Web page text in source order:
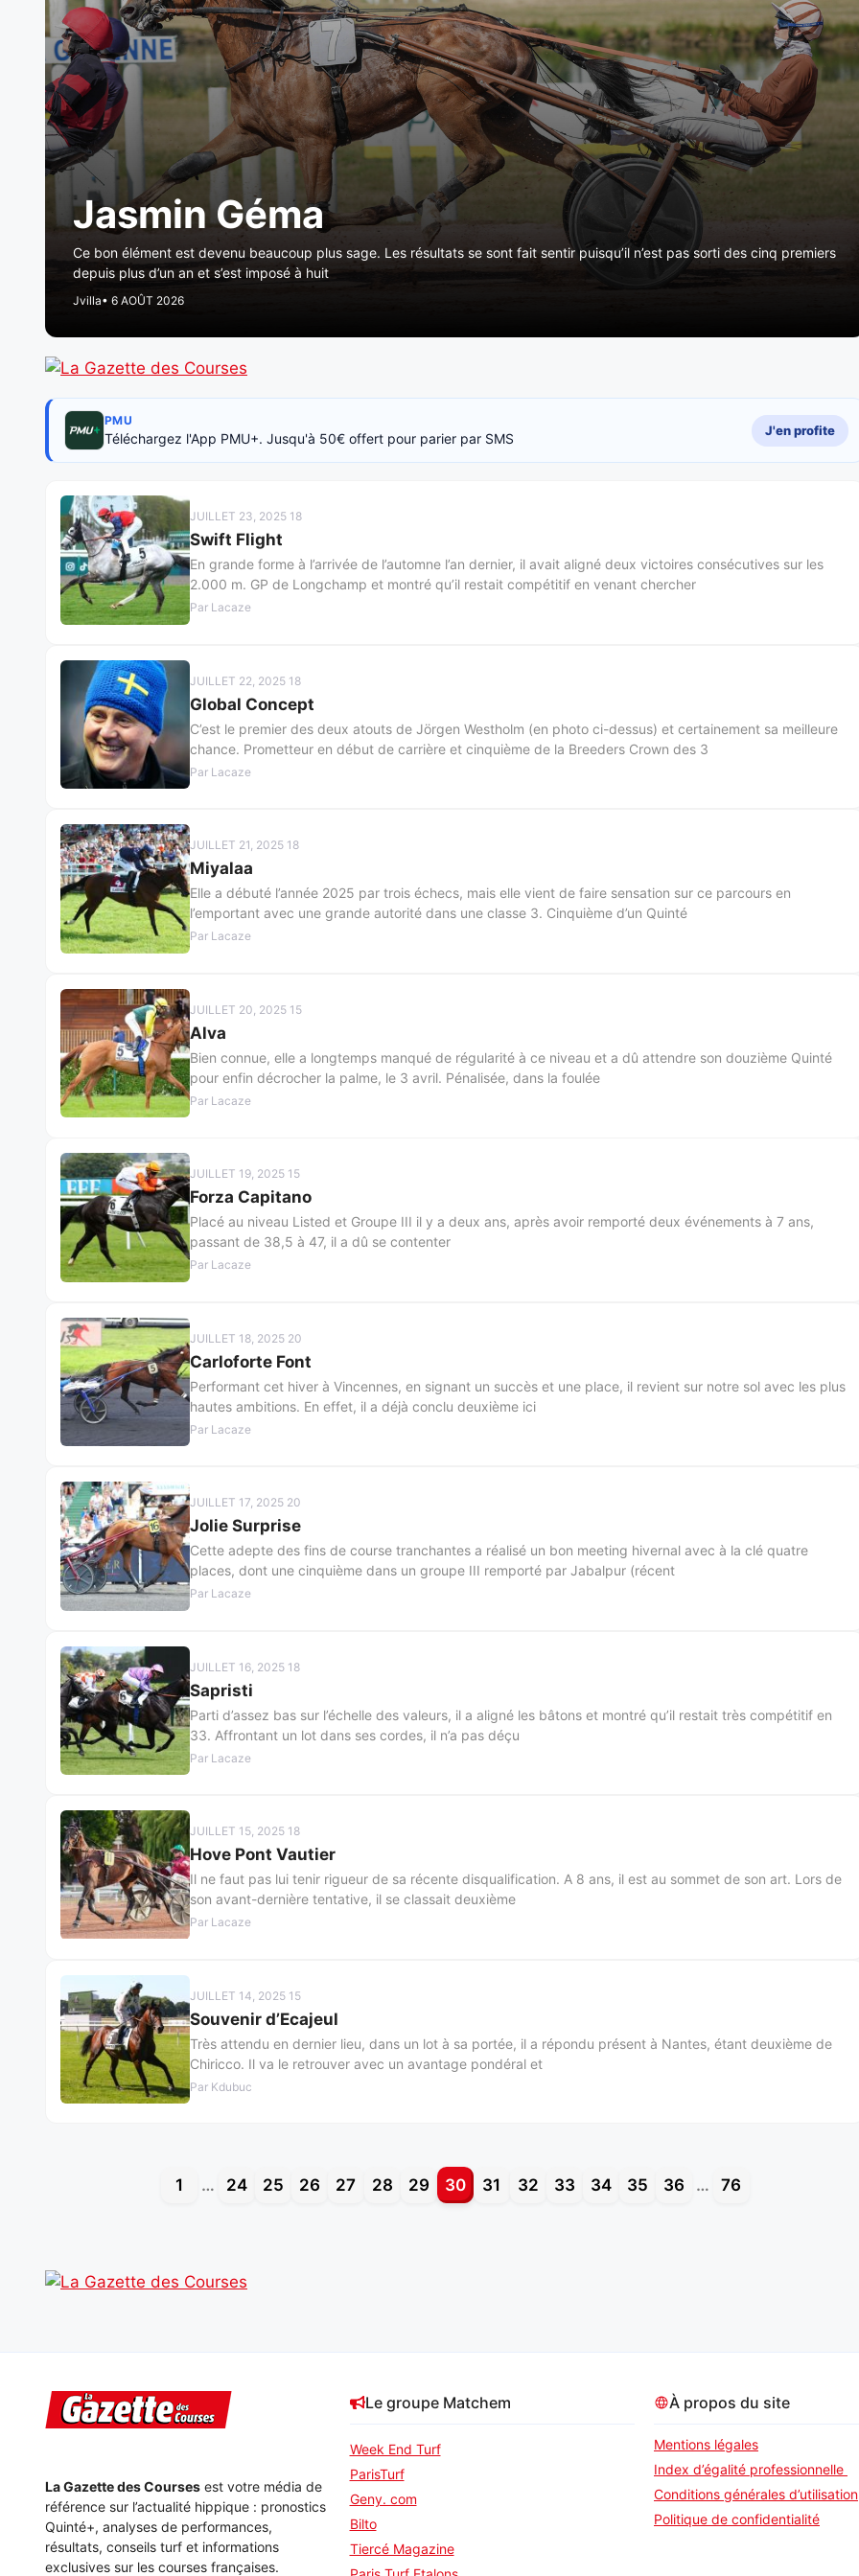
Jasmin Géma
Ce bon élément est devenu beaucoup plus sage. Les résultats se sont fait sentir puisqu’il n’est pas sorti des cinq premiers
depuis plus d’un an et s’est imposé à huit
Jvilla• 6 AOÛT 2026
PMU
Téléchargez l'App PMU+. Jusqu'à 50€ offert pour parier par SMS
J'en profite
JUILLET 23, 2025 18
Swift Flight
En grande forme à l’arrivée de l’automne l’an dernier, il avait aligné deux victoires consécutives sur les
2.000 m. GP de Longchamp et montré qu’il restait compétitif en venant chercher
Par Lacaze
JUILLET 22, 2025 18
Global Concept
C’est le premier des deux atouts de Jörgen Westholm (en photo ci-dessus) et certainement sa meilleure
chance. Prometteur en début de carrière et cinquième de la Breeders Crown des 3
Par Lacaze
JUILLET 21, 2025 18
Miyalaa
Elle a débuté l’année 2025 par trois échecs, mais elle vient de faire sensation sur ce parcours en
l’emportant avec une grande autorité dans une classe 3. Cinquième d’un Quinté
Par Lacaze
JUILLET 20, 2025 15
Alva
Bien connue, elle a longtemps manqué de régularité à ce niveau et a dû attendre son douzième Quinté
pour enfin décrocher la palme, le 3 avril. Pénalisée, dans la foulée
Par Lacaze
JUILLET 19, 2025 15
Forza Capitano
Placé au niveau Listed et Groupe III il y a deux ans, après avoir remporté deux événements à 7 ans,
passant de 38,5 à 47, il a dû se contenter
Par Lacaze
JUILLET 18, 2025 20
Carloforte Font
Performant cet hiver à Vincennes, en signant un succès et une place, il revient sur notre sol avec les plus
hautes ambitions. En effet, il a déjà conclu deuxième ici
Par Lacaze
JUILLET 17, 2025 20
Jolie Surprise
Cette adepte des fins de course tranchantes a réalisé un bon meeting hivernal avec à la clé quatre
places, dont une cinquième dans un groupe III remporté par Jabalpur (récent
Par Lacaze
JUILLET 16, 2025 18
Sapristi
Parti d’assez bas sur l’échelle des valeurs, il a aligné les bâtons et montré qu’il restait très compétitif en
33. Affrontant un lot dans ses cordes, il n’a pas déçu
Par Lacaze
JUILLET 15, 2025 18
Hove Pont Vautier
Il ne faut pas lui tenir rigueur de sa récente disqualification. A 8 ans, il est au sommet de son art. Lors de
son avant-dernière tentative, il se classait deuxième
Par Lacaze
JUILLET 14, 2025 15
Souvenir d’Ecajeul
Très attendu en dernier lieu, dans un lot à sa portée, il a répondu présent à Nantes, étant deuxième de
Chiricco. Il va le retrouver avec un avantage pondéral et
Par Kdubuc
1 … 24 25 26 27 28 29 30 31 32 33 34 35 36 … 76
La Gazette des Courses est votre média de
référence sur l’actualité hippique : pronostics
Quinté+, analyses de performances,
résultats, conseils turf et informations
exclusives sur les courses françaises.
Le groupe Matchem
Week End Turf
ParisTurf
Geny. com
Bilto
Tiercé Magazine
À propos du site
Mentions légales
Index d’égalité professionnelle
Conditions générales d’utilisation
Politique de confidentialité